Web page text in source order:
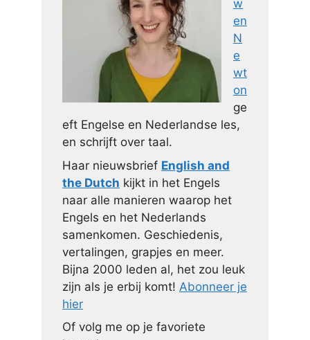
w
en
N
e
wt
on
ge
eft Engelse en Nederlandse les,
en schrijft over taal.
Haar nieuwsbrief English and
the Dutch kijkt in het Engels
naar alle manieren waarop het
Engels en het Nederlands
samenkomen. Geschiedenis,
vertalingen, grapjes en meer.
Bijna 2000 leden al, het zou leuk
zijn als je erbij komt! Abonneer je
hier
Of volg me op je favoriete